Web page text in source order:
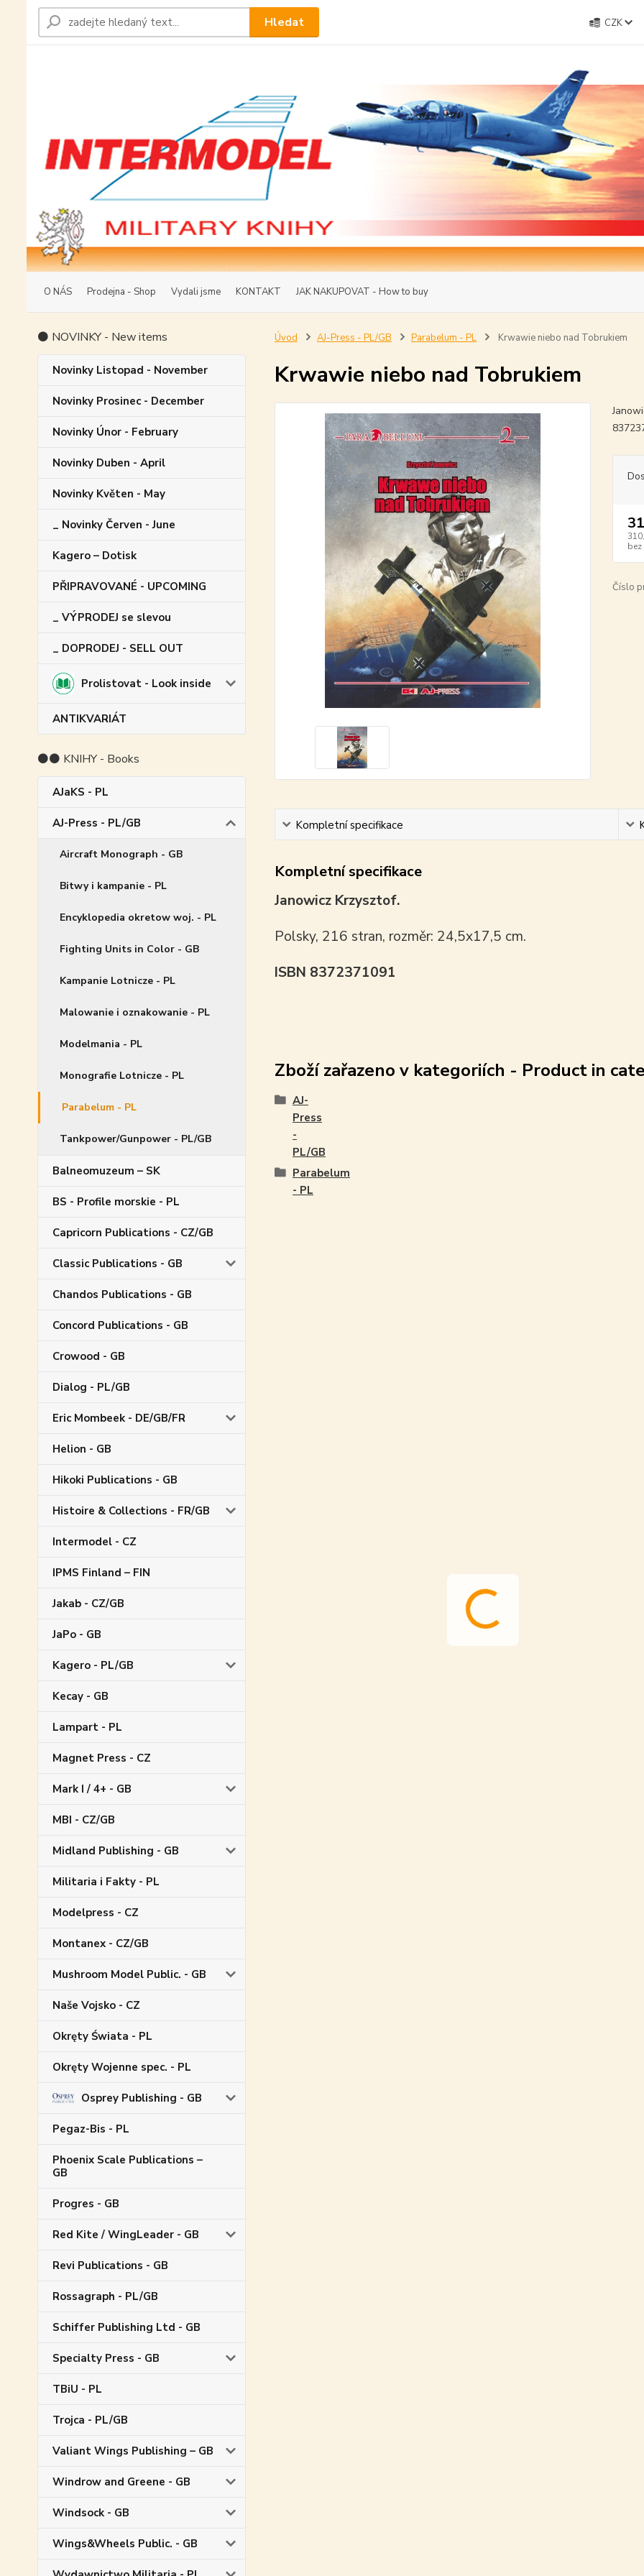
O NÁS Prodejna - Shop Vydali jsme KONTAKT JAK NAKUPOVAT - How to buy
CZK
Hledat
⚫ NOVINKY - New items
Novinky Listopad - November
Novinky Prosinec - December
Novinky Únor - February
Novinky Duben - April
Novinky Květen - May
_ Novinky Červen - June
Kagero – Dotisk
PŘIPRAVOVANÉ - UPCOMING
_ VÝPRODEJ se slevou
_ DOPRODEJ - SELL OUT
Prolistovat - Look inside
ANTIKVARIÁT
⚫⚫ KNIHY - Books
AJaKS - PL
AJ-Press - PL/GB
Aircraft Monograph - GB
Bitwy i kampanie - PL
Encyklopedia okretow woj. - PL
Fighting Units in Color - GB
Kampanie Lotnicze - PL
Malowanie i oznakowanie - PL
Modelmania - PL
Monografie Lotnicze - PL
Parabelum - PL
Tankpower/Gunpower - PL/GB
Balneomuzeum – SK
BS - Profile morskie - PL
Capricorn Publications - CZ/GB
Classic Publications - GB
Chandos Publications - GB
Concord Publications - GB
Crowood - GB
Dialog - PL/GB
Eric Mombeek - DE/GB/FR
Helion - GB
Hikoki Publications - GB
Histoire & Collections - FR/GB
Intermodel - CZ
IPMS Finland – FIN
Jakab - CZ/GB
JaPo - GB
Kagero - PL/GB
Kecay - GB
Lampart - PL
Magnet Press - CZ
Mark I / 4+ - GB
MBI - CZ/GB
Midland Publishing - GB
Militaria i Fakty - PL
Modelpress - CZ
Montanex - CZ/GB
Mushroom Model Public. - GB
Naše Vojsko - CZ
Okręty Świata - PL
Okręty Wojenne spec. - PL
Osprey Publishing - GB
Pegaz-Bis - PL
Phoenix Scale Publications –
GB
Progres - GB
Red Kite / WingLeader - GB
Revi Publications - GB
Rossagraph - PL/GB
Schiffer Publishing Ltd - GB
Specialty Press - GB
TBiU - PL
Trojca - PL/GB
Valiant Wings Publishing – GB
Windrow and Greene - GB
Windsock - GB
Wings&Wheels Public. - GB
Úvod AJ-Press - PL/GB Parabelum - PL Krwawie niebo nad Tobrukiem
Krwawie niebo nad Tobrukiem
bez
Číslo
Kompletní specifikace
Kompletní specifikace
Janowicz Krzysztof.
Polsky, 216 stran, rozměr: 24,5x17,5 cm.
ISBN 8372371091
Zboží zařazeno v kategoriích - Product in
AJ-
Press
-
PL/GB
Parabelum
- PL